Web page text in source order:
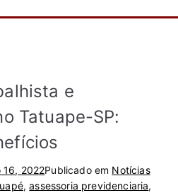
e
Tatuape-SP:
16, 2022Publicado em Notícias
,assessoria previdenciaria,